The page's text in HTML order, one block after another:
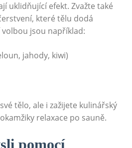
uklidňující efekt. Zvažte také
⁢které tělu dodá
jsou například:
jahody, kiwi)
tělo, ​ale i zažijete kulinářský⁤
relaxace po sauně.
pomocí